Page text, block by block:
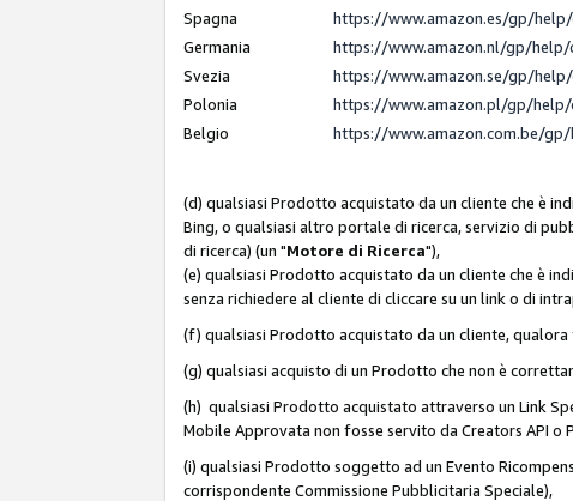
Spagna
https://www.amazon.es/gp/
Germania
https://www.amazon.nl/gp/
Svezia
https://www.amazon.se/gp/
Polonia
https://www.amazon.pl/gp/
Belgio
https://www.amazon.com.be/gp/
(d) qualsiasi Prodotto acquistato da un cliente che è
Bing, o qualsiasi altro portale di ricerca, servizio di
di ricerca) (un "Motore di Ricerca"),
(e) qualsiasi Prodotto acquistato da un cliente che è
senza richiedere al cliente di cliccare su un link o di
(f) qualsiasi Prodotto acquistato da un cliente,
(g) qualsiasi acquisto di un Prodotto che non è
(h) qualsiasi Prodotto acquistato attraverso un Link
Mobile Approvata non fosse servito da Creators API o
(i) qualsiasi Prodotto soggetto ad un Evento
corrispondente Commissione Pubblicitaria Speciale),